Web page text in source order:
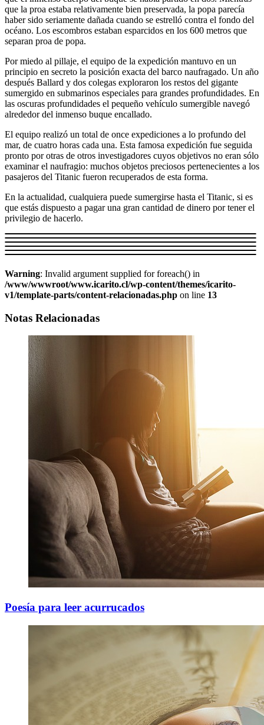
que la proa estaba relativamente bien preservada, la popa parecía
haber sido seriamente dañada cuando se estrelló contra el fondo del
océano. Los escombros estaban esparcidos en los 600 metros que
separan proa de popa.
Por miedo al pillaje, el equipo de la expedición mantuvo en un
principio en secreto la posición exacta del barco naufragado. Un año
después Ballard y dos colegas exploraron los restos del gigante
sumergido en submarinos especiales para grandes profundidades. En
las oscuras profundidades el pequeño vehículo sumergible navegó
alrededor del inmenso buque encallado.
El equipo realizó un total de once expediciones a lo profundo del
mar, de cuatro horas cada una. Esta famosa expedición fue seguida
pronto por otras de otros investigadores cuyos objetivos no eran sólo
examinar el naufragio: muchos objetos preciosos pertenecientes a los
pasajeros del Titanic fueron recuperados de esta forma.
En la actualidad, cualquiera puede sumergirse hasta el Titanic, si es
que estás dispuesto a pagar una gran cantidad de dinero por tener el
privilegio de hacerlo.
Warning: Invalid argument supplied for foreach() in
/www/wwwroot/www.icarito.cl/wp-content/themes/icarito-
v1/template-parts/content-relacionadas.php on line 13
Notas Relacionadas
Poesía para leer acurrucados